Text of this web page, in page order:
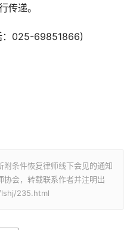
传递。
025-69851866)
条件恢复律师线下会见的通知
协会，转载联系作者并注明出
235.html